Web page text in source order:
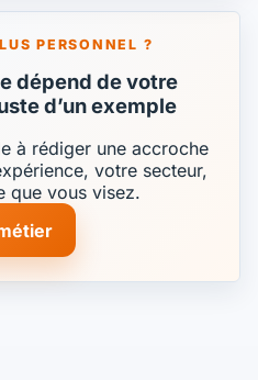
PERSONNEL ?
dépend de votre
d’un exemple
à rédiger une accroche
votre secteur,
que vous visez.